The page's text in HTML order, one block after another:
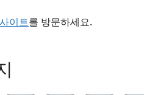
이트를 방문하세요.